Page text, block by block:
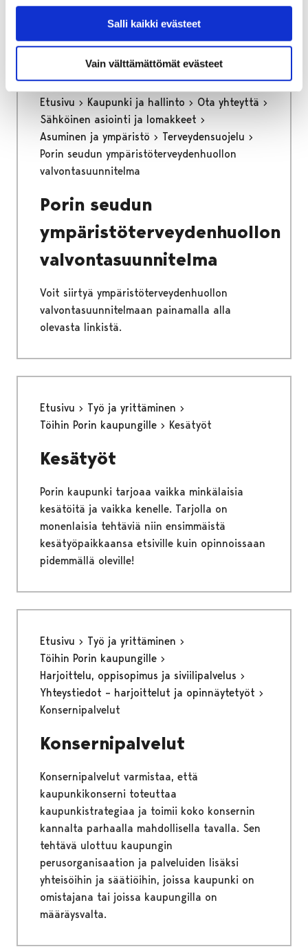
Salli kaikki evästeet
Vain välttämättömät evästeet
Voit siirtyä tilinumeron ilmoitukseen
painamalla alla olevasta linkistä.
Etusivu Kaupunki ja hallinto
Ota yhteyttä
Sähköinen asiointi ja lomakkeet
Asuminen ja ympäristö
Terveydensuojelu
Porin seudun ympäristöterveydenhuollon
valvontasuunnitelma
Porin seudun
ympäristöterveydenhuollon
valvontasuunnitelma
Voit siirtyä ympäristöterveydenhuollon
valvontasuunnitelmaan painamalla alla
olevasta linkistä.
Etusivu
Työ ja yrittäminen
Töihin Porin kaupungille
Kesätyöt
Kesätyöt
Porin kaupunki tarjoaa vaikka minkälaisia
kesätöitä ja vaikka kenelle. Tarjolla on
monenlaisia tehtäviä niin ensimmäistä
kesätyöpaikkaansa etsiville kuin opinnoissaan
pidemmällä oleville!
Etusivu
Työ ja yrittäminen
Töihin Porin kaupungille
Harjoittelu, oppisopimus ja siviilipalvelus
Yhteystiedot – harjoittelut ja opinnäytetyöt
Konsernipalvelut
Konsernipalvelut
Konsernipalvelut varmistaa, että
kaupunkikonserni toteuttaa
kaupunkistrategiaa ja toimii koko konsernin
kannalta parhaalla mahdollisella tavalla. Sen
tehtävä ulottuu kaupungin
perusorganisaation ja palveluiden lisäksi
yhteisöihin ja säätiöihin, joissa kaupunki on
omistajana tai joissa kaupungilla on
määräysvalta.